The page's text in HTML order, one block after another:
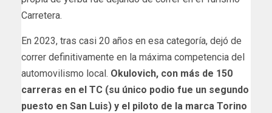
Carretera.
En 2023, tras casi 20 años en esa categoría, dejó de
correr definitivamente en la máxima competencia del
automovilismo local. Okulovich, con más de 150
carreras en el TC (su único podio fue un segundo
puesto en San Luis) y el piloto de la marca Torino